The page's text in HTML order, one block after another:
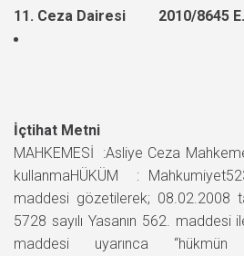
11. Ceza Dairesi 2010/8645 E.
İçtihat Metni
MAHKEMESİ :Asliye Ceza
kullanmaHÜKÜM :
maddesi gözetilerek; 08.02.2008
5728 sayılı Yasanın 562. maddesi
maddesi uyarınca “hükmün